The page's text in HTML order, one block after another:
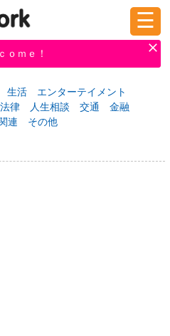
えて！
☰
ｏｍｅ！
生活
エンターテイメント
法律 人生相談 交通
金融
連 その他